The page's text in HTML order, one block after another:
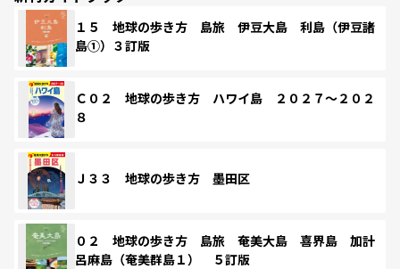
１５ 地球の歩き方 島旅 伊豆大島 利島（伊豆諸
島①）３訂版
Ｃ０２ 地球の歩き方 ハワイ島 ２０２７～２０２
８
Ｊ３３ 地球の歩き方 墨田区
０２ 地球の歩き方 島旅 奄美大島 喜界島 加計
呂麻島（奄美群島１） ５訂版